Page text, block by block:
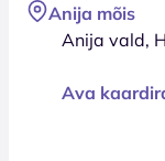
Anija mõis
Anija vald,
Ava